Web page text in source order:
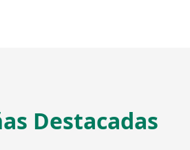
Destacadas